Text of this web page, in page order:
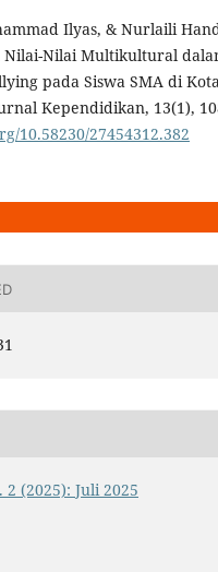
Ilyas, & Nurlaili
Nilai-Nilai Multikultural
pada Siswa SMA di
Kependidikan, 13(1),
10.58230/27454312.382
2 (2025): Juli 2025